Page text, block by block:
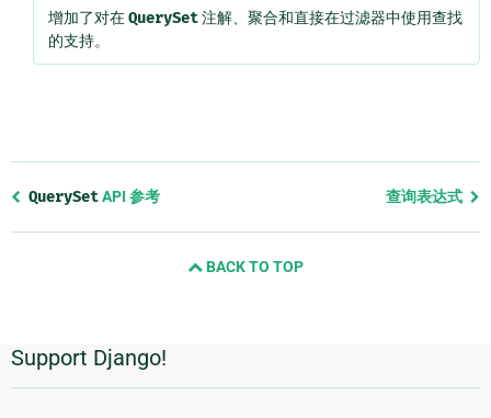
增加了对在QuerySet注解、聚合和直接在过滤器中使用查找
的支持。
Previous
QuerySetAPI 参考 查询表达式
BACK TO TOP
附
加
Support Django!